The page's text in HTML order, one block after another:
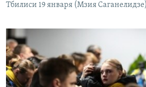
Тбилиси 19 января (Мзия Саганелидзе)